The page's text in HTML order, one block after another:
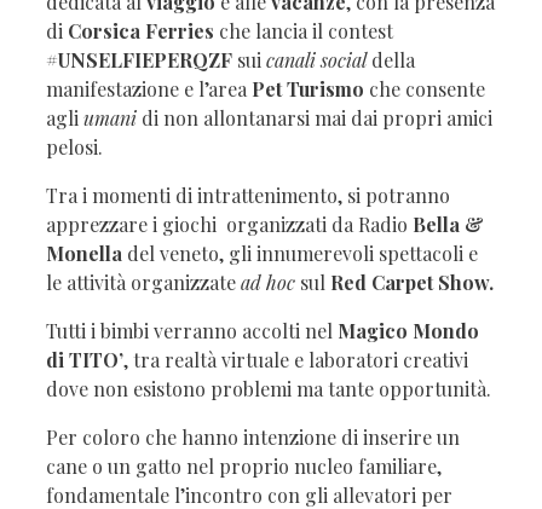
di Corsica Ferries che lancia il contest
#UNSELFIEPERQZF sui canali socialdella
manifestazione e l’area Pet Turismo che consente
agli umani di non allontanarsi mai dai propri amici
pelosi.
Tra i momenti di intrattenimento, si potranno
apprezzare i giochi organizzati da Radio Bella &
Monella del veneto, gli innumerevoli spettacoli e
le attività organizzatead hoc sul Red Carpet Show.
Tutti i bimbi verranno accolti nel Magico Mondo
di TITO’, tra realtà virtuale e laboratori creativi
dove non esistono problemi ma tante opportunità.
Per coloro che hanno intenzione di inserire un
cane o un gatto nel proprio nucleo familiare,
fondamentale l’incontro con gli allevatori per